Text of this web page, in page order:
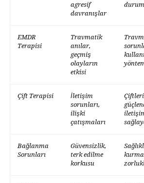
agresif
davranışlar
EMDR
Terapisi
Travmatik
anılar,
geçmiş
olayların
etkisi
Çift Terapisi
İletişim
sorunları,
ilişki
çatışmaları
Bağlanma
Sorunları
Güvensizlik,
terk edilme
korkusu